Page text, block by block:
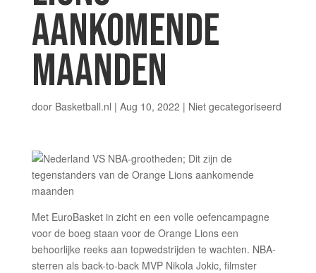
AANKOMENDE
MAANDEN
door Basketball.nl | Aug 10, 2022 | Niet gecategoriseerd
Met EuroBasket in zicht en een volle oefencampagne
voor de boeg staan voor de Orange Lions een
behoorlijke reeks aan topwedstrijden te wachten. NBA-
sterren als back-to-back MVP Nikola Jokic, filmster